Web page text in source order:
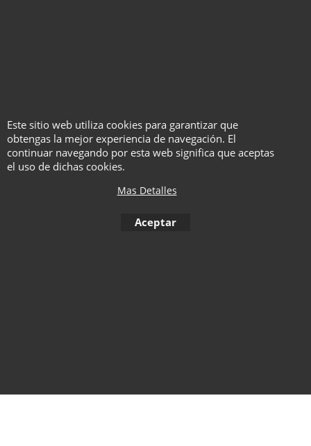
Lleva esa maravilla
cinematográfica directamente a
contigo como protagonista!
Este sitio web utiliza cookies para garantizar que
obtengas la mejor experiencia de navegación. El
continuar navegando por esta web significa que aceptas
el uso de dichas cookies.
Mas Detalles
Aceptar